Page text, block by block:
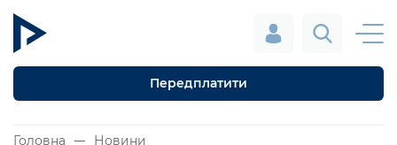
Передплатити
Головна Новини